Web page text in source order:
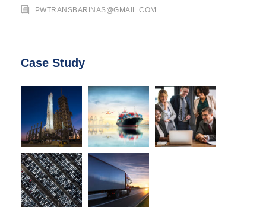
PWTRANSBARINAS@GMAIL.COM
Case Study